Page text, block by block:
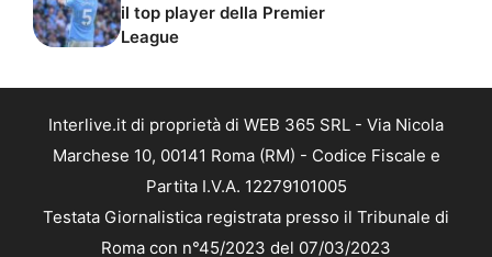
il top player della Premier
League
Interlive.it di proprietà di WEB 365 SRL - Via Nicola
Marchese 10, 00141 Roma (RM) - Codice Fiscale e
Partita I.V.A. 12279101005
Testata Giornalistica registrata presso il Tribunale di
Roma con n°45/2023 del 07/03/2023